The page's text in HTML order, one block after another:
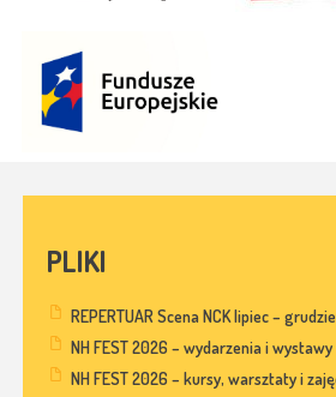
PLIKI
REPERTUAR Scena NCK lipiec –
NH FEST 2026 – wydarzenia i wystawy
NH FEST 2026 – kursy, warsztaty i